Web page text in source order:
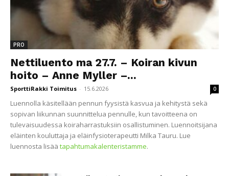
PRO
Nettiluento ma 27.7. – Koiran kivun
hoito – Anne Myller –...
SporttiRakki Toimitus - 15.6.2026 0
Luennolla käsitellään pennun fyysistä kasvua ja kehitystä sekä
sopivan liikunnan suunnittelua pennulle, kun tavoitteena on
tulevaisuudessa koiraharrastuksiin osallistuminen. Luennoitsijana
eläinten kouluttaja ja eläinfysioterapeutti Milka Tauru. Lue
luennosta lisää tapahtumakalenteristamme.